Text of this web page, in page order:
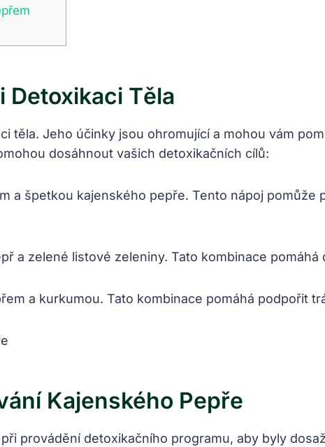
Detoxikaci Těla
těla. Jeho účinky jsou ohromující a mohou vám
dosáhnout vašich detoxikačních cílů:
a špetkou kajenského pepře. Tento nápoj pomůže
a zelené listové zeleniny. Tato kombinace
a kurkumou. Tato kombinace pomáhá podpořit
Kajenského Pepře
provádění detoxikačního programu, aby byly